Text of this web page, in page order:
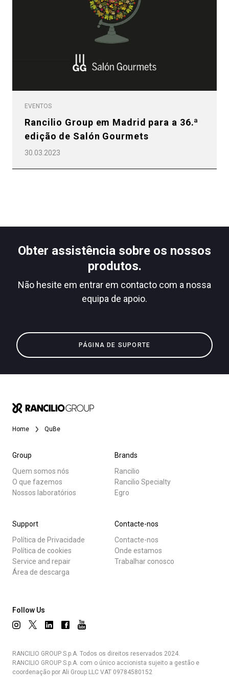
EVENTOS
Rancilio Group em Madrid para a 36.ª
edição de Salón Gourmets
30.03.2023
Obter assistência sobre os nossos
produtos.
Não hesite em entrar em contacto com a nossa
equipa de apoio.
PÁGINA DE SUPORTE
Home QuBe
Group
Quem somos nós
O que fazemos
Nossos laboratórios
Brands
Rancilio
Rancilio Specialty
Egro
Support
Política de Privacidade
Política de cookies
Service and repair
Área de descarga
Contacte-nos
Contacte-nos
Onde estamos
Trabalhar conosco
Follow Us
RANCILIO GROUP S.p.A. Todos os direitos reservados 2024.
RANCILIO GROUP S.p.A. com o único accionista sujeito a gestão e
coordenação por Ali Group LLC VAT 09784580152